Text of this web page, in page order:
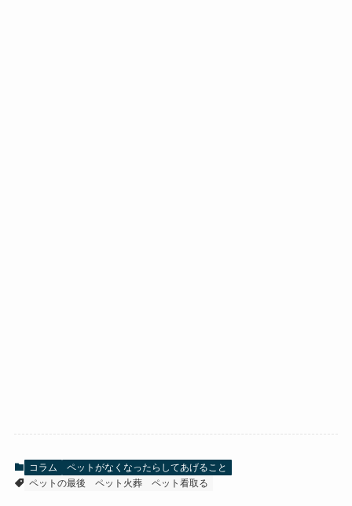
コラム
ペットがなくなったらしてあげること
ペットの最後
ペット火葬 ペット看取る